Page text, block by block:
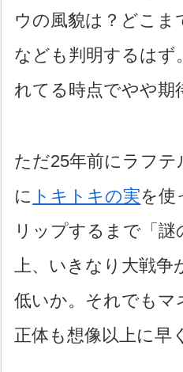
ウの風貌は？どこ
なども判明するはず
れてる時点でやや期
ただ25年前にラフテ
に トキトキの実を使
リップするまで「謎
上、いきなり大戦
低いか。それでもマ
正体も想像以上に早